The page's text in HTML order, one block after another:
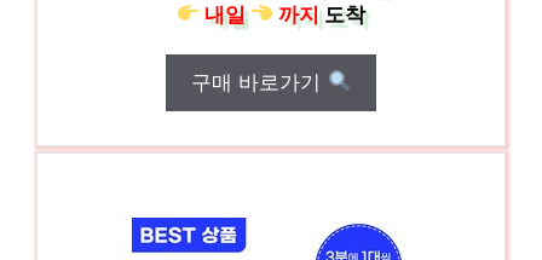
내일
까지도착
구매 바로가기